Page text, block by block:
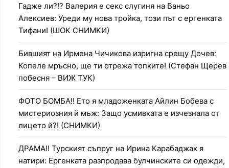
Гадже ли?!? Валерия е секс слугиня на Ваньо
Алексиев: Уреди му нова тройка, този път с ергенката
Тифани! (ШОК СНИМКИ)
Бившият на Ирмена Чичикова изригна срещу Дочев:
Копеле мръсно, ще ти отрежа топките! (Стефан Щерев
побесня – ВИЖ ТУК)
ФОТО БОМБА!! Ето я младоженката Айлин Бобева с
мистериозния й мъж: Защо усмивката е изчезнала от
лицето й?! (СНИМКИ)
ДРАМА!! Турският съпруг на Ирина Карабаджак я
натири: Ергенката разпродава булчинските си одежди,